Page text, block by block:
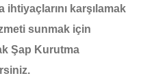
ihtiyaçlarını karşılamak
sunmak için
Şap Kurutma